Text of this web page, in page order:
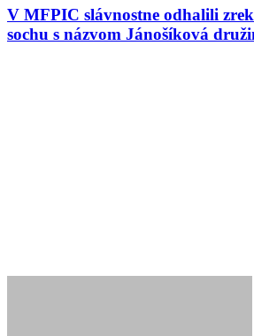
V MFPIC slávnostne odhalili
sochu s názvom Jánošíková